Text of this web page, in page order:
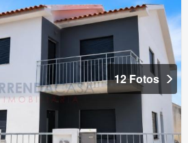
12 Fotos